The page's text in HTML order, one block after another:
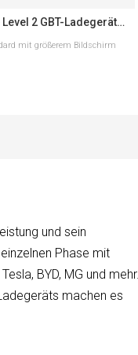
Mobiles Workersbee Level 2 GBT-Ladegerät für Elektrofahrzeuge für den Einsatz am Straßenrand
mit größerem Bildschirm
und sein
Phase mit
BYD, MG und mehr.
machen es